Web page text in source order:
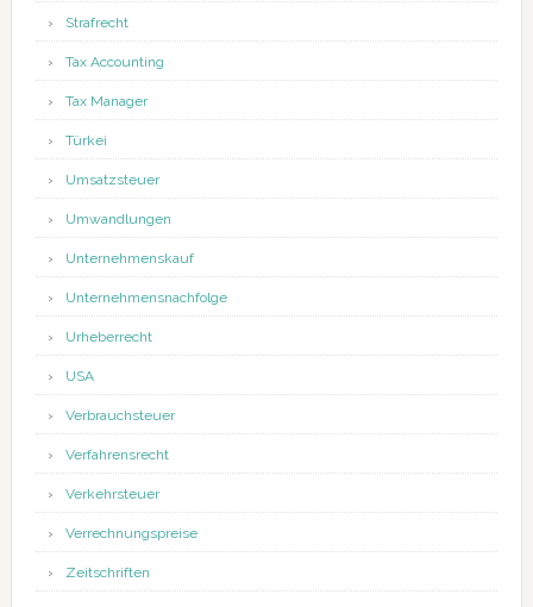
Strafrecht
Tax Accounting
Tax Manager
Türkei
Umsatzsteuer
Umwandlungen
Unternehmenskauf
Unternehmensnachfolge
Urheberrecht
USA
Verbrauchsteuer
Verfahrensrecht
Verkehrsteuer
Verrechnungspreise
Zeitschriften